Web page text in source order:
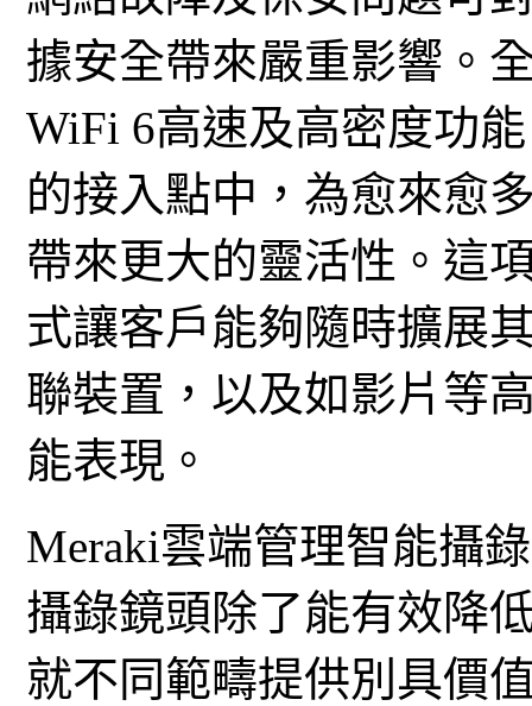
據安全帶來嚴重影響。
WiFi 6高速及高密度功
的接入點中，為愈來愈
帶來更大的靈活性。這
式讓客戶能夠隨時擴展
聯裝置，以及如影片等
能表現。
Meraki雲端管理智能攝
攝錄鏡頭除了能有效降
就不同範疇提供別具價